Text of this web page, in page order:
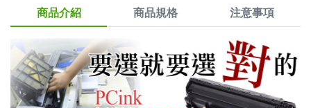
商品介紹 商品規格 注意事項